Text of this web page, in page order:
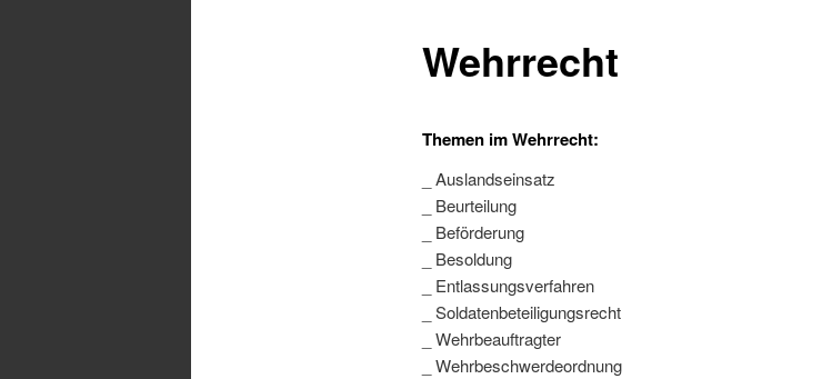
Wehrrecht
Themen im Wehrrecht:
_ Auslandseinsatz
_ Beurteilung
_ Beförderung
_ Besoldung
_ Entlassungsverfahren
_ Soldatenbeteiligungsrecht
_ Wehrbeauftragter
_ Wehrbeschwerdeordnung